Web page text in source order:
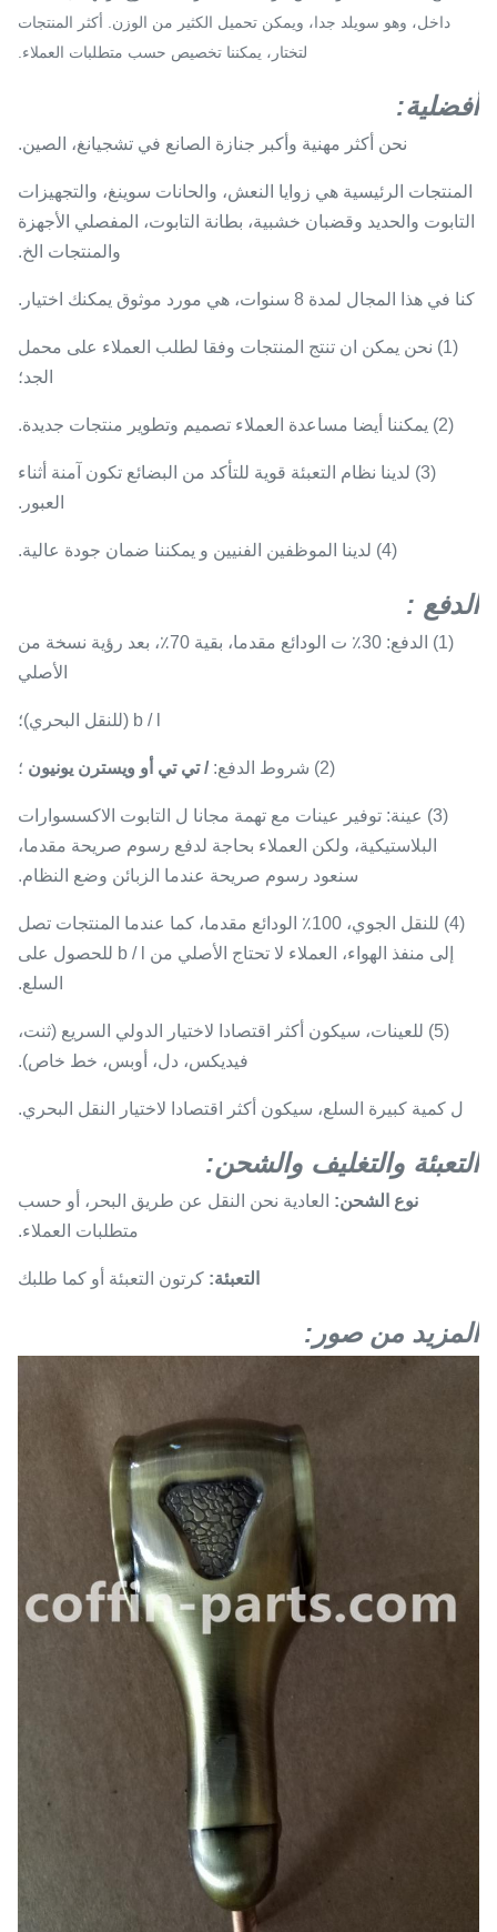
داخل، وهو سويلد جدا، ويمكن تحميل الكثير من الوزن.
أكثر المنتجات
لتختار، يمكننا تخصيص حسب متطلبات العملاء.
أفضلية:
نحن أكثر مهنية وأكبر جنازة الصانع في تشجيانغ، الصين.
المنتجات الرئيسية هي زوايا النعش، والحانات سوينغ، والتجهيزات
التابوت والحديد وقضبان خشبية، بطانة التابوت، المفصلي الأجهزة
والمنتجات الخ.
كنا في هذا المجال لمدة 8 سنوات، هي مورد موثوق يمكنك اختيار.
(1) نحن يمكن ان تنتج المنتجات وفقا لطلب العملاء على محمل
الجد؛
(2) يمكننا أيضا مساعدة العملاء تصميم وتطوير منتجات جديدة.
(3) لدينا نظام التعبئة قوية للتأكد من البضائع تكون آمنة أثناء
العبور.
(4) لدينا الموظفين الفنيين و يمكننا ضمان جودة عالية.
الدفع :
(1) الدفع: 30٪ ت الودائع مقدما، بقية 70٪، بعد رؤية نسخة من
الأصلي
b / l (للنقل البحري)؛
(2) شروط الدفع: / تي تي أو ويسترن يونيون ؛
(3) عينة: توفير عينات مع تهمة مجانا ل التابوت الاكسسوارات
البلاستيكية، ولكن العملاء بحاجة لدفع رسوم صريحة مقدما،
سنعود رسوم صريحة عندما الزبائن وضع النظام.
(4) للنقل الجوي، 100٪ الودائع مقدما، كما عندما المنتجات تصل
إلى منفذ الهواء، العملاء لا تحتاج الأصلي من b / l للحصول على
السلع.
(5) للعينات، سيكون أكثر اقتصادا لاختيار الدولي السريع (ثنت،
فيديكس، دل، أوبس، خط خاص).
ل كمية كبيرة السلع، سيكون أكثر اقتصادا لاختيار النقل البحري.
التعبئة والتغليف والشحن:
نوع الشحن: العادية نحن النقل عن طريق البحر، أو حسب
متطلبات العملاء.
التعبئة: كرتون التعبئة أو كما طلبك
المزيد من صور: